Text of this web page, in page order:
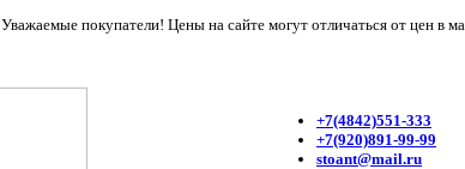
Уважаемые покупатели! Цены на сайте могут отличаться от цен в
+7(4842)551-333
+7(920)891-99-99
stoant@mail.ru